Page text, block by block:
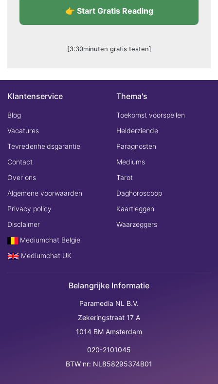
👉 Start Gratis Reading
[3:30minuten gratis testen]
Klantenservice
Blog
Vacatures
Tevredenheidsgarantie
Contact
Over ons
Algemene voorwaarden
Privacy policy
Disclaimer
Mediumchat Belgie
Mediumchat UK
Thema's
Toekomst voorspellen
Helderziende
Paragnosten
Mediums
Tarot
Daghoroscoop
Kaartleggen
Waarzeggers
Belangrijke Informatie
Paramedia NL B.V.
Zekeringstraat 17 A
1014 BM Amsterdam
020-2101045
BTW nr: NL858295374B01